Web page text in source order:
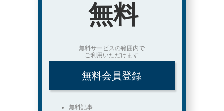
無料
無料サービスの範囲内で
ご利用いただけます
無料会員登録
無料記事